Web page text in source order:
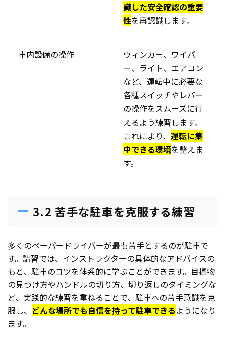
識した安全確認の重要
性を再認識します。
車内設備の操作
ウィンカー、ワイパ
ー、ライト、エアコン
など、運転中に必要な
各種スイッチやレバー
の操作をスムーズに行
えるよう練習します。
これにより、 運転に集
中できる環境を整えま
す。
3.2 苦手な駐車を克服する練習
多くのペーパードライバーが最も苦手とするのが駐車で
す。講習では、インストラクターの具体的なアドバイスの
もと、駐車のコツを体系的に学ぶことができます。目標物
の見つけ方やハンドルの切り方、切り返しのタイミングな
ど、実践的な練習を重ねることで、駐車への苦手意識を克
服し、 どんな場所でも自信を持って駐車できるようになり
ます。